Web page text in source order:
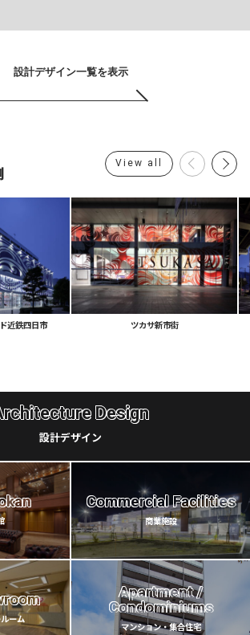
設計デザイン一覧を表示
近鉄四日市 ツカサ新市街
View all
Design
設計デザイン
Commercial Facilities
商業施設
ーム
Apartment /
Condominiums
マンション・集合住宅